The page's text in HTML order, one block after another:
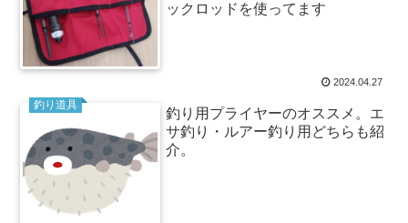
ックロッドを使ってます
2024.04.27
釣り道具
釣り用プライヤーのオススメ。エ
サ釣り・ルアー釣り用どちらも紹
介。